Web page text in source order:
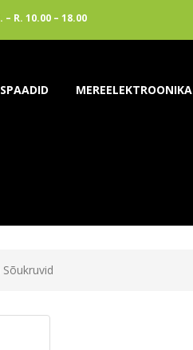
– R. 10.00 – 18.00
MEREELEKTROONIKA